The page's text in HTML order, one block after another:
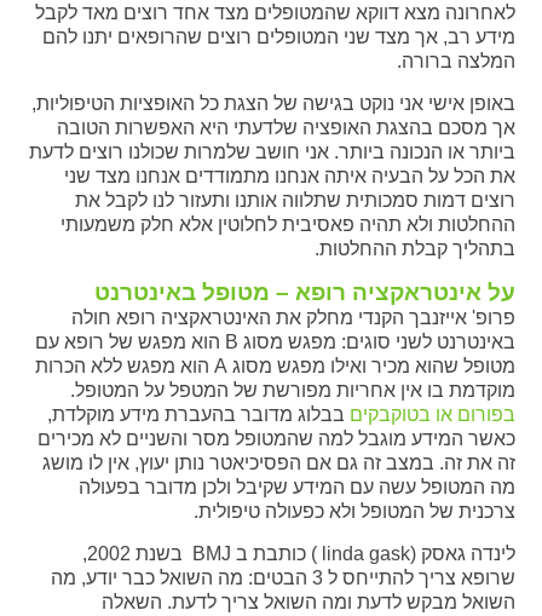
לאחרונה מצא דווקא שהמטופלים מצד אחד רוצים מאד לקבל
מידע רב, אך מצד שני המטופלים רוצים שהרופאים יתנו להם
המלצה ברורה.
באופן אישי אני נוקט בגישה של הצגת כל האופציות הטיפוליות,
אך מסכם בהצגת האופציה שלדעתי היא האפשרות הטובה
ביותר או הנכונה ביותר. אני חושב שלמרות שכולנו רוצים לדעת
את הכל על הבעיה איתה אנחנו מתמודדים אנחנו מצד שני
רוצים דמות סמכותית שתלווה אותנו ותעזור לנו לקבל את
ההחלטות ולא תהיה פאסיבית לחלוטין אלא חלק משמעותי
בתהליך קבלת ההחלטות.
על אינטראקציה רופא – מטופל באינטרנט
פרופ' אייזנבך הקנדי מחלק את האינטראקציה רופא חולה
באינטרנט לשני סוגים: מפגש מסוג B הוא מפגש של רופא עם
מטופל שהוא מכיר ואילו מפגש מסוג A הוא מפגש ללא הכרות
מוקדמת בו אין אחריות מפורשת של המטפל על המטופל.
בפורום או בטוקבקים בבלוג מדובר בהעברת מידע מוקלדת,
כאשר המידע מוגבל למה שהמטופל מסר והשניים לא מכירים
זה את זה. במצב זה גם אם הפסיכיאטר נותן יעוץ, אין לו מושג
מה המטופל עשה עם המידע שקיבל ולכן מדובר בפעולה
צרכנית של המטופל ולא כפעולה טיפולית.
לינדה גאסק (linda gask ) כותבת ב BMJ בשנת 2002,
שרופא צריך להתייחס ל 3 הבטים: מה השואל כבר יודע, מה
השואל מבקש לדעת ומה השואל צריך לדעת. השאלה